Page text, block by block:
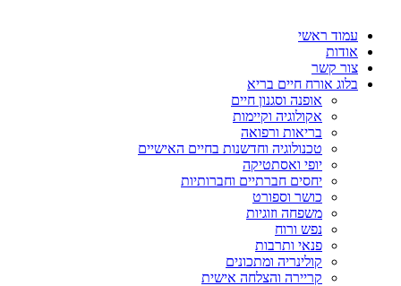
עמוד ראשי
אודות
צור קשר
בלוג אורח חיים בריא
אופנה וסגנון חיים
אקולוגיה וקיימות
בריאות ורפואה
טכנולוגיה וחדשנות בחיים האישיים
יופי ואסתטיקה
יחסים חברתיים וחברותיות
כושר וספורט
משפחה וזוגיות
נפש ורוח
פנאי ותרבות
קולינריה ומתכונים
קריירה והצלחה אישית